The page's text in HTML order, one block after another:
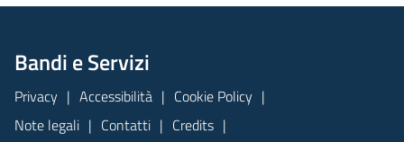
Bandi e Servizi
Privacy Accessibilità
Cookie Policy
Note legali
Contatti Credits